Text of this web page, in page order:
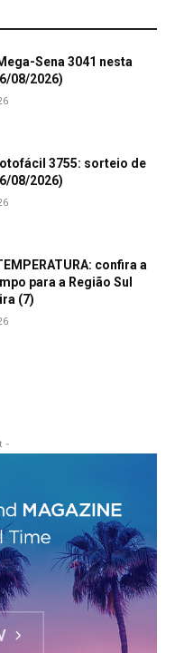
Sena 3041 nesta
08/2026)
3755: sorteio de
08/2026)
confira a
para a Região Sul
(7)
-